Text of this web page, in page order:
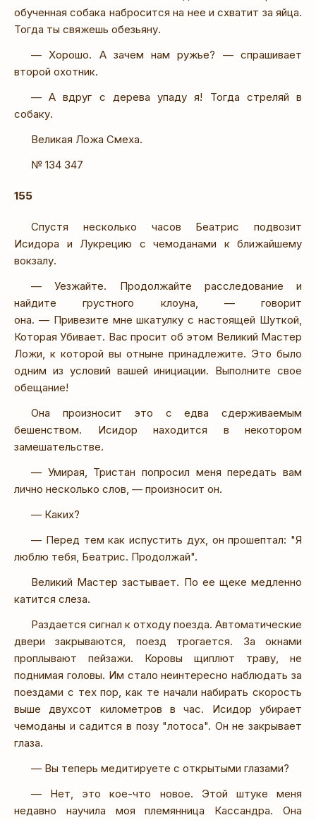
обученная собака набросится на нее и схватит за яйца.
Тогда ты свяжешь обезьяну.
— Хорошо. А зачем нам ружье? — спрашивает
второй охотник.
— А вдруг с дерева упаду я! Тогда стреляй в
собаку.
Великая Ложа Смеха.
№ 134 347
155
Спустя несколько часов Беатрис подвозит
Исидора и Лукрецию с чемоданами к ближайшему
вокзалу.
— Уезжайте. Продолжайте расследование и
найдите грустного клоуна, — говорит
она. — Привезите мне шкатулку с настоящей Шуткой,
Которая Убивает. Вас просит об этом Великий Мастер
Ложи, к которой вы отныне принадлежите. Это было
одним из условий вашей инициации. Выполните свое
обещание!
Она произносит это с едва сдерживаемым
бешенством. Исидор находится в некотором
замешательстве.
— Умирая, Тристан попросил меня передать вам
лично несколько слов, — произносит он.
— Каких?
— Перед тем как испустить дух, он прошептал: "Я
люблю тебя, Беатрис. Продолжай".
Великий Мастер застывает. По ее щеке медленно
катится слеза.
Раздается сигнал к отходу поезда. Автоматические
двери закрываются, поезд трогается. За окнами
проплывают пейзажи. Коровы щиплют траву, не
поднимая головы. Им стало неинтересно наблюдать за
поездами с тех пор, как те начали набирать скорость
выше двухсот километров в час. Исидор убирает
чемоданы и садится в позу "лотоса". Он не закрывает
глаза.
— Вы теперь медитируете с открытыми глазами?
— Нет, это кое-что новое. Этой штуке меня
недавно научила моя племянница Кассандра. Она